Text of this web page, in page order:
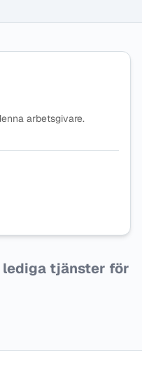
arbetsgivare.
tjänster för